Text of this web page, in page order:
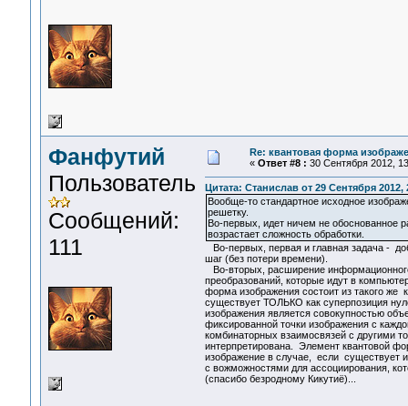
Фанфутий
Пользователь
Сообщений:
111
Re: квантовая форма
« Ответ #8 : 30 Сентября 2012,
Цитата: Станислав от 29 Сентября 2012,
Вообще-то стандартное исходное
решетку.
Во-первых, идет ничем не обоснованное
возрастает сложность обработки.
Во-первых, первая и главная задача -
шаг (без потери времени).
Во-вторых, расширение
преобразований, которые идут в
форма изображения состоит из такого
существует ТОЛЬКО как суперпозиция
изображения является совокупностью
фиксированной точки изображения с
комбинаторных взаимосвязей с другими
интерпретирована. Элемент квантовой
изображение в случае, если существует
с вожможностями для ассоциирования,
(спасибо безродному Кикутиё)...